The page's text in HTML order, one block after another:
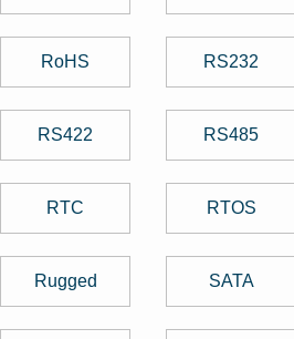
RoHS RS232
RS422 RS485
RTC RTOS
Rugged SATA